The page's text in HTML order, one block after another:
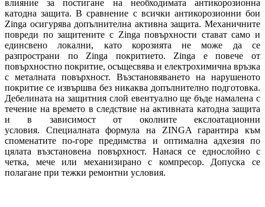
влияние за постигане на необходимата антикорозионна
катодна защита. В сравнение с всички антикорозионни бои
Zinga осигурява допълнителна активна защита. Механичните
повреди по защитените с Zinga повърхности стават само и
единсвено локални, като корозията не може да се
разпространи по Zinga покритието. Zinga е повече от
повърхностно покритие, осъщесвява и електрохимична връзка
с металната повърхност. Възстановяването на нарушеното
покритие се извършва без никаква допълнително подготовка.
Дебелината на защитния слой евентуално ще бъде намалена с
течение на времето в следствие на активната катодна защита
и в зависимост от околните екслоатационни
условия. Специалната формула на ZINGA гарантира към
споменатите по-горе предимства и оптимална адхезия по
цялата възстановена повърхност. Нанася се еднослойно с
четка, мече или механизирано с компресор. Допуска се
полагане при тежки ремонтни условия.